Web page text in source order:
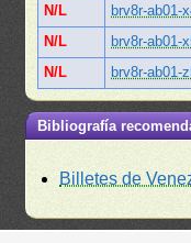
N/L
brv8r-ab01-
N/L
brv8r-ab01-
N/L
brv8r-ab01-
Bibliografía
Billetes de